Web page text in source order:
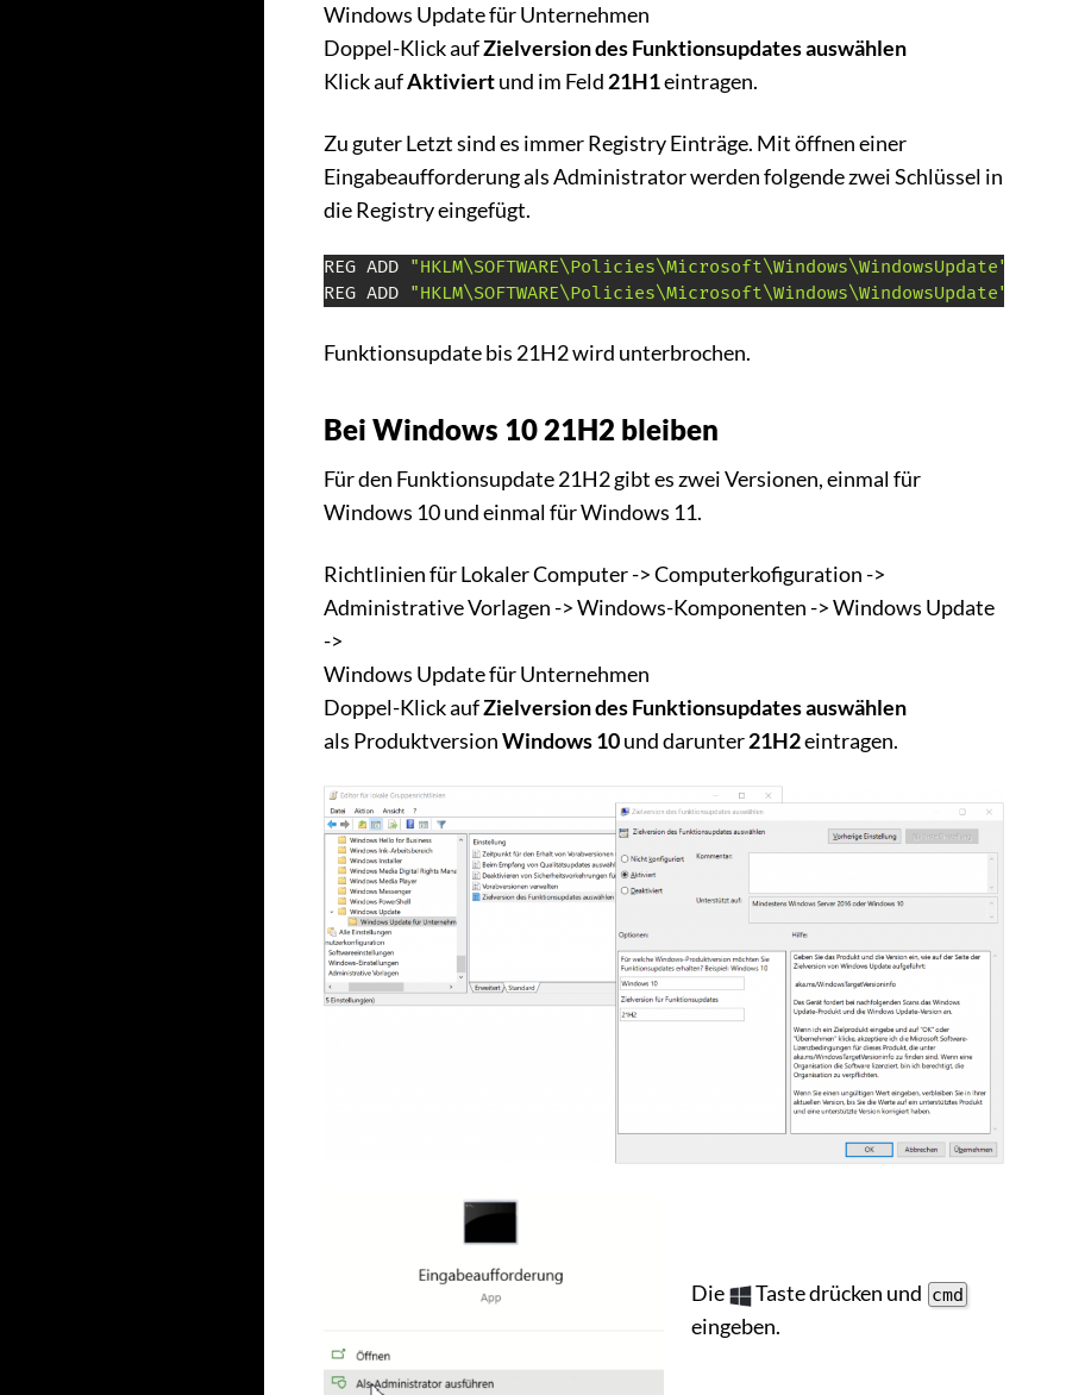
Windows Update für Unternehmen
Doppel-Klick aufZielversion des Funktionsupdates auswählen
Klick aufAktiviertund im Feld 21H1eintragen.
Zu guter Letzt sind es immer Registry Einträge. Mit öffnen einer
Eingabeaufforderung als Administrator werden folgende zwei Schlüssel in
die Registry eingefügt.
REG ADD "HKLM\SOFTWARE\Policies\Microsoft\Windows\WindowsUpdate" /v
REG ADD "HKLM\SOFTWARE\Policies\Microsoft\Windows\WindowsUpdate" /
Funktionsupdate bis 21H2 wird unterbrochen.
Bei Windows 10 21H2 bleiben
Für den Funktionsupdate 21H2 gibt es zwei Versionen, einmal für
Windows 10 und einmal für Windows 11.
Richtlinien für Lokaler Computer -> Computerkofiguration ->
Administrative Vorlagen -> Windows-Komponenten -> Windows Update
->
Windows Update für Unternehmen
Doppel-Klick aufZielversion des Funktionsupdates auswählen
als ProduktversionWindows 10und darunter21H2eintragen.
Die Taste drücken und cmd
eingeben.